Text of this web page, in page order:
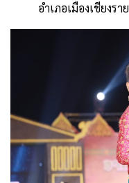
อำเภอเมืองเชียงราย